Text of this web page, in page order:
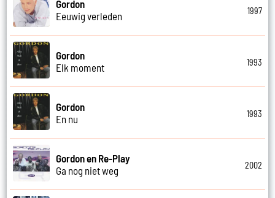
Gordon
Eeuwig verleden
1997
Gordon
Elk moment
1993
Gordon
En nu
1993
Gordon en Re-Play
Ga nog niet weg
2002